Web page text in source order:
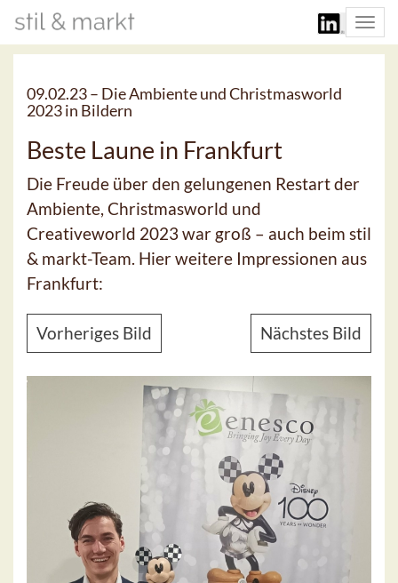
09.02.23 – Die Ambiente und Christmasworld
2023 in Bildern
Beste Laune in Frankfurt
Die Freude über den gelungenen Restart der
Ambiente, Christmasworld und
Creativeworld 2023 war groß – auch beim stil
& markt-Team. Hier weitere Impressionen aus
Frankfurt:
Vorheriges Bild Nächstes Bild